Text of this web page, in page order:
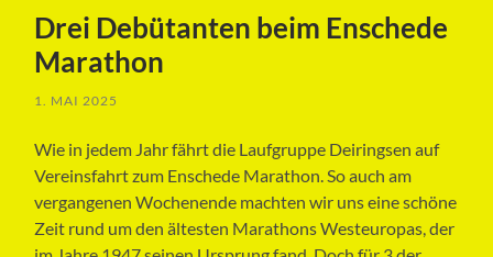
Drei Debütanten beim Enschede
Marathon
1. MAI 2025
Wie in jedem Jahr fährt die Laufgruppe Deiringsen auf
Vereinsfahrt zum Enschede Marathon. So auch am
vergangenen Wochenende machten wir uns eine schöne
Zeit rund um den ältesten Marathons Westeuropas, der